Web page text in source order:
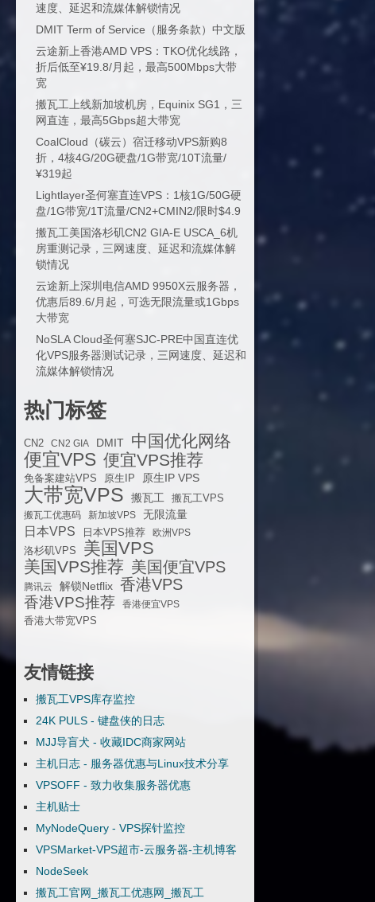
速度、延迟和流媒体解锁情况
DMIT Term of Service（服务条款）中文版
云途新上香港AMD VPS：TKO优化线路，
折后低至¥19.8/月起，最高500Mbps大带
宽
搬瓦工上线新加坡机房，Equinix SG1，三
网直连，最高5Gbps超大带宽
CoalCloud（碳云）宿迁移动VPS新购8
折，4核4G/20G硬盘/1G带宽/10T流量/
¥319起
Lightlayer圣何塞直连VPS：1核1G/50G硬
盘/1G带宽/1T流量/CN2+CMIN2/限时$4.9
搬瓦工美国洛杉矶CN2 GIA-E USCA_6机
房重测记录，三网速度、延迟和流媒体解
锁情况
云途新上深圳电信AMD 9950X云服务器，
优惠后89.6/月起，可选无限流量或1Gbps
大带宽
NoSLA Cloud圣何塞SJC-PRE中国直连优
化VPS服务器测试记录，三网速度、延迟和
流媒体解锁情况
热门标签
CN2 CN2 GIA DMIT 中国优化网络
便宜VPS 便宜VPS推荐
免备案建站VPS 原生IP 原生IP VPS
大带宽VPS 搬瓦工
搬瓦工VPS
搬瓦工优惠码
新加坡VPS 无限流量
日本VPS 日本VPS推荐
欧洲VPS
洛杉矶VPS
美国VPS
美国VPS推荐 美国便宜VPS
腾讯云 解锁Netflix 香港VPS
香港VPS推荐
香港便宜VPS
香港大带宽VPS
友情链接
搬瓦工VPS库存监控
24K PULS - 键盘侠的日志
MJJ导盲犬 - 收藏IDC商家网站
主机日志 - 服务器优惠与Linux技术分享
VPSOFF - 致力收集服务器优惠
主机贴士
MyNodeQuery - VPS探针监控
VPSMarket-VPS超市-云服务器-主机博客
NodeSeek
搬瓦工官网_搬瓦工优惠网_搬瓦工